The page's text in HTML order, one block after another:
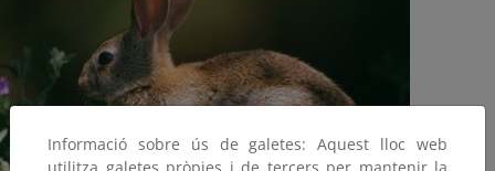
Informació sobre ús de galetes: Aquest lloc web
utilitza galetes pròpies i de tercers per mantenir la